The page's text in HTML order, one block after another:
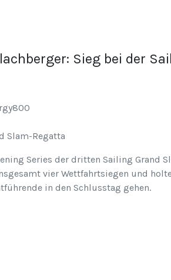
Sieg bei der
Slam-Regatta
Series der dritten Sailing Grand
vier Wettfahrtsiegen und
in den Schlusstag gehen.